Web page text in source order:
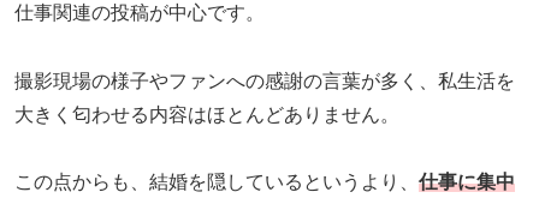
仕事関連の投稿が中心です。
撮影現場の様子やファンへの感謝の言葉が多く、私生活を
大きく匂わせる内容はほとんどありません。
この点からも、結婚を隠しているというより、 仕事に集中